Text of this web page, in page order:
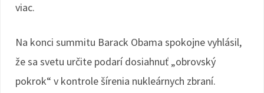
viac.
Na konci summitu Barack Obama spokojne vyhlásil,
že sa svetu určite podarí dosiahnuť „obrovský
pokrok“ v kontrole šírenia nukleárnych zbraní.